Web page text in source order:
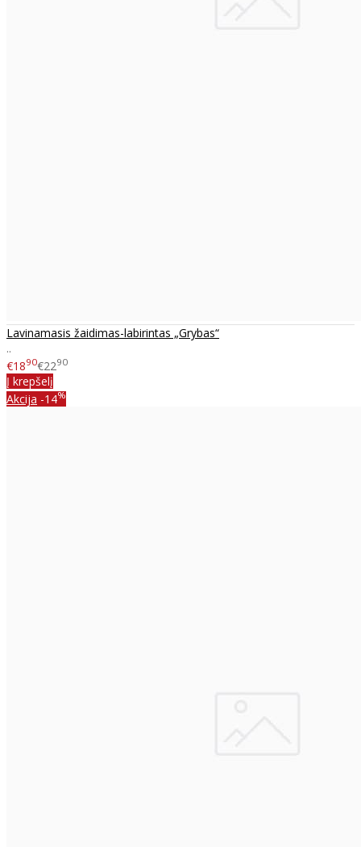
Lavinamasis žaidimas-labirintas „Grybas“
..
€1890€2290
Į krepšelį
Akcija -14%